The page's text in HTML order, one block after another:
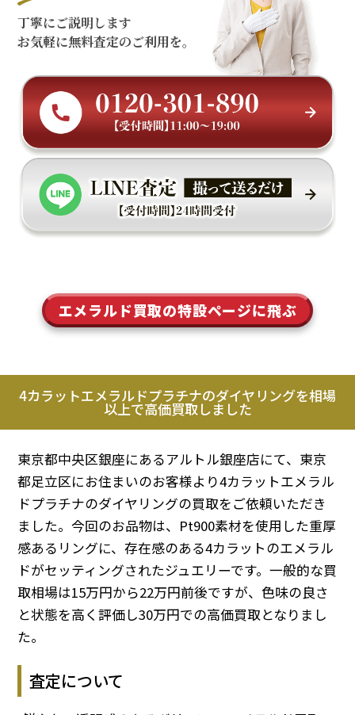
丁寧にご説明します
お気軽に無料査定のご利用を。
エメラルド買取の特設ページに飛ぶ
4カラットエメラルドプラチナのダイヤリングを相場
以上で高価買取しました
東京都中央区銀座にあるアルトル銀座店にて、東京
都足立区にお住まいのお客様より4カラットエメラル
ドプラチナのダイヤリングの買取をご依頼いただき
ました。今回のお品物は、Pt900素材を使用した重厚
感あるリングに、存在感のある4カラットのエメラル
ドがセッティングされたジュエリーです。一般的な買
取相場は15万円から22万円前後ですが、色味の良さ
と状態を高く評価し30万円での高価買取となりまし
た。
査定について